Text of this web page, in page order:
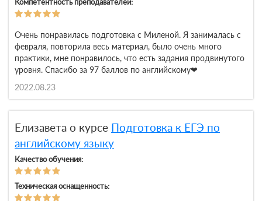
Очень понравилась подготовка с Миленой. Я занималась с
февраля, повторила весь материал, было очень много
практики, мне понравилось, что есть задания продвинутого
уровня. Спасибо за 97 баллов по английскому❤
2022.08.23
Елизавета о курсе Подготовка к ЕГЭ по
английскому языку
Качество обучения:
Техническая оснащенность: